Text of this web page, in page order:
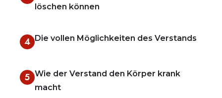
löschen können
4 Die vollen Möglichkeiten des Verstands
5 Wie der Verstand den Körper krank
macht